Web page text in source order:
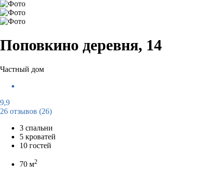
Поповкино деревня, 14
Частный дом
9,9
26 отзывов (26)
3 спальни
5 кроватей
10 гостей
70 м2